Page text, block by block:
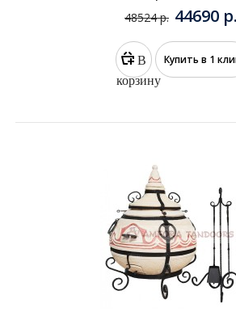
Комплект Восточный
крышкой
48524 р. 44690 р.
В
Купить в 1